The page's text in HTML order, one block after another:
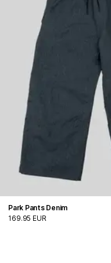
Park Pants Denim
169.95 EUR